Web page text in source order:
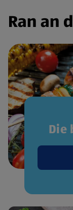
Ran an
Die